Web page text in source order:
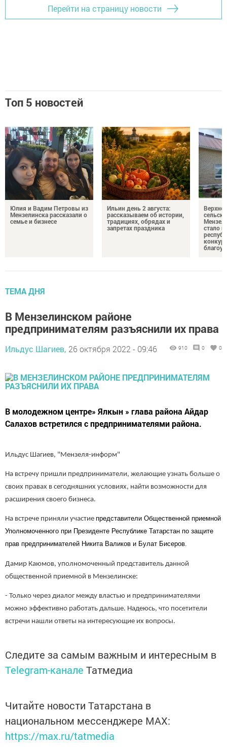
Перейти на страницу новости
Топ 5 новостей
Юлия и Вадим Петровы из
Мензелинска рассказали о
семье и бизнесе
Ильин день 2 августа:
рассказываем об истории,
традициях, обрядах и
запретах праздника
стало
ТЕМА ДНЯ
В Мензелинском районе
предпринимателям разъяснили их права
Ильдус Шагиев, 26 октября 2022 - 09:46 910 0 0
В молодежном центре» Ялкын » глава района Айдар
Салахов встретился с предпринимателями района.
Ильдус Шагиев, "Мензеля-информ"
На встречу пришли предприниматели, желающие узнать больше о
своих правах в сегодняшних условиях, найти возможности для
расширения своего бизнеса.
На встрече приняли участие представители Общественной приемной
Уполномоченного при Президенте Республике Татарстан по защите
прав предпринимателей Никита Валиков и Булат Бисеров.
Дамир Каюмов, уполномоченный представитель данной
общественной приемной в Мензелинске:
- Только через диалог между властью и предпринимателями
можно эффективно работать дальше. Надеюсь, что посетители
встречи нашли ответы на интересующие их вопросы.
Следите за самым важным и интересным в
Telegram-канале Татмедиа
Читайте новости Татарстана в
национальном мессенджере MАХ:
https://max.ru/tatmedia